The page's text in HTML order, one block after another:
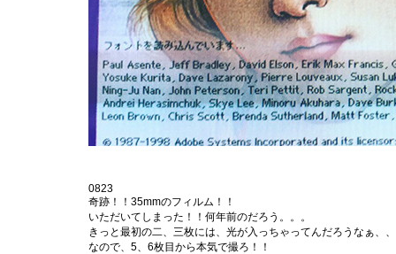
0823
奇跡！！35mmのフィルム！！
いただいてしまった！！何年前のだろう。。。
きっと最初の二、三枚には、光が入っちゃってんだろうなぁ、
なので、5、6枚目から本気で撮ろ！！